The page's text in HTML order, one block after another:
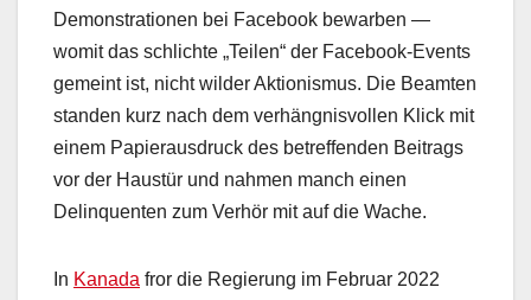
Demonstrationen bei Facebook bewarben —
womit das schlichte „Teilen“ der Facebook-Events
gemeint ist, nicht wilder Aktionismus. Die Beamten
standen kurz nach dem verhängnisvollen Klick mit
einem Papierausdruck des betreffenden Beitrags
vor der Haustür und nahmen manch einen
Delinquenten zum Verhör mit auf die Wache.
In Kanada fror die Regierung im Februar 2022